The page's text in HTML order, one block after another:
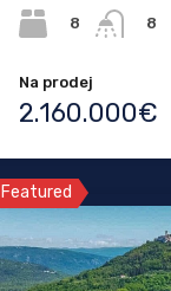
8
8
Na prodej
2.160.000€
Featured